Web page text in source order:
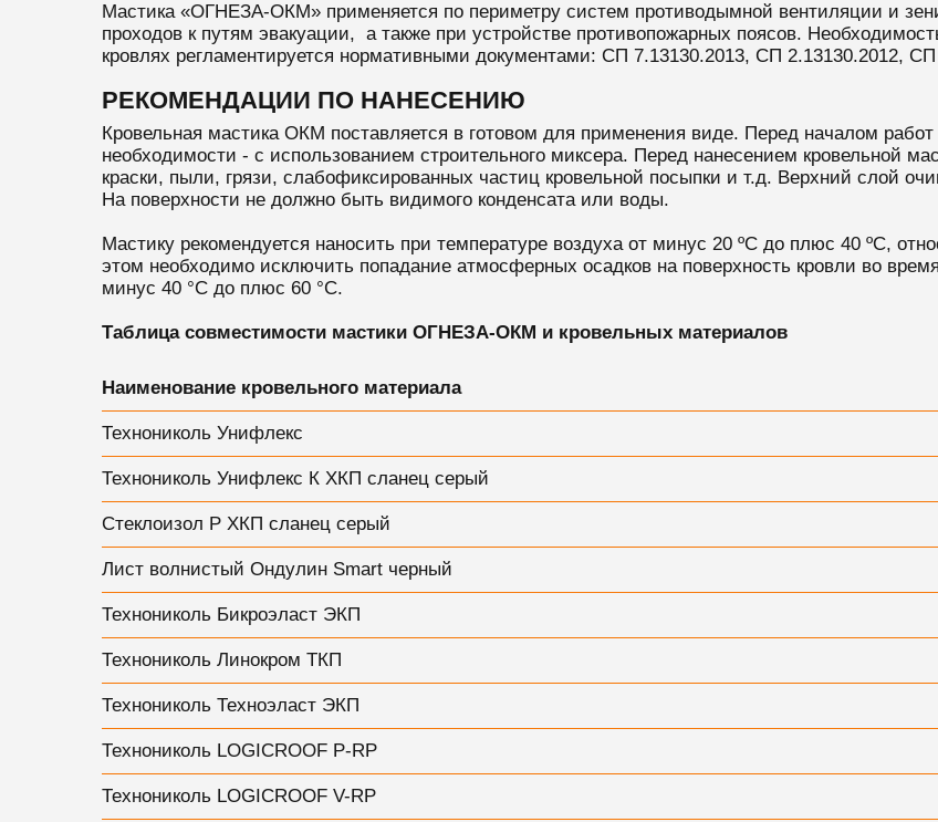
Мастика «ОГНЕЗА-ОКМ» применяется по периметру систем противодымной вентиляции и
проходов к путям эвакуации, а также при устройстве противопожарных поясов.
кровлях регламентируется нормативными документами: СП 7.13130.2013, СП 2.13130.2012, СП
РЕКОМЕНДАЦИИ ПО НАНЕСЕНИЮ
Кровельная мастика ОКМ поставляется в готовом для применения виде. Перед началом
необходимости - с использованием строительного миксера. Перед нанесением кровельной
краски, пыли, грязи, слабофиксированных частиц кровельной посыпки и т.д. Верхний слой
На поверхности не должно быть видимого конденсата или воды.
Мастику рекомендуется наносить при температуре воздуха от минус 20 ºС до плюс 40 ºС,
этом необходимо исключить попадание атмосферных осадков на поверхность кровли во
минус 40 °С до плюс 60 °С.
Таблица совместимости мастики ОГНЕЗА-ОКМ и кровельных материалов
Наименование кровельного материала
Технониколь Унифлекс
Технониколь Унифлекс К ХКП сланец серый
Стеклоизол Р ХКП сланец серый
Лист волнистый Ондулин Smart черный
Технониколь Бикроэласт ЭКП
Технониколь Линокром ТКП
Технониколь Техноэласт ЭКП
Технониколь LOGICROOF P-RP
Технониколь LOGICROOF V-RP